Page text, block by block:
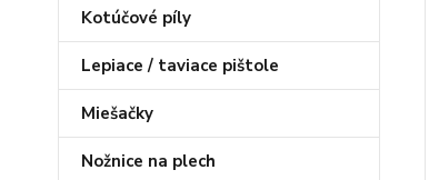
Kotúčové píly
Lepiace / taviace pištole
Miešačky
Nožnice na plech